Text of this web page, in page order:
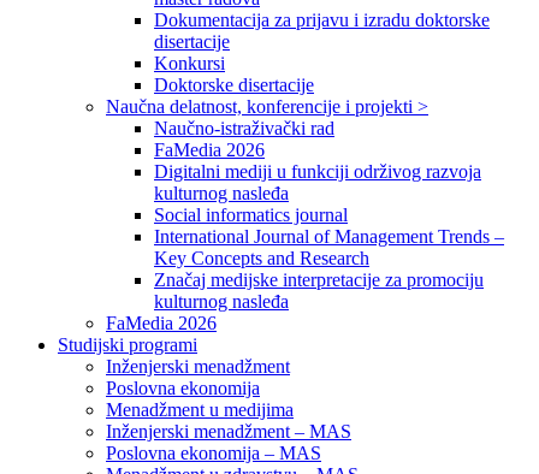
Dokumentacija za prijavu i izradu doktorske
disertacije
Konkursi
Doktorske disertacije
Naučna delatnost, konferencije i projekti >
Naučno-istraživački rad
FaMedia 2026
Digitalni mediji u funkciji održivog razvoja
kulturnog nasleđa
Social informatics journal
International Journal of Management Trends –
Key Concepts and Research
Značaj medijske interpretacije za promociju
kulturnog nasleđa
FaMedia 2026
Studijski programi
Inženjerski menadžment
Poslovna ekonomija
Menadžment u medijima
Inženjerski menadžment – MAS
Poslovna ekonomija – MAS